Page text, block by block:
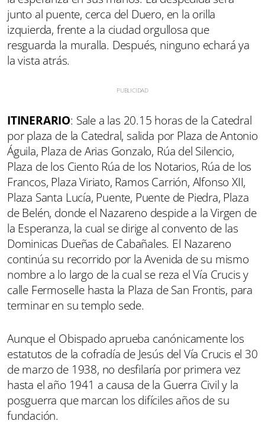
junto al puente, cerca del Duero, en la orilla
izquierda, frente a la ciudad orgullosa que
resguarda la muralla. Después, ninguno echará ya
la vista atrás.
ITINERARIO: Sale a las 20.15 horas de la Catedral
por plaza de la Catedral, salida por Plaza de Antonio
Águila, Plaza de Arias Gonzalo, Rúa del Silencio,
Plaza de los Ciento Rúa de los Notarios, Rúa de los
Francos, Plaza Viriato, Ramos Carrión, Alfonso XII,
Plaza Santa Lucía, Puente, Puente de Piedra, Plaza
de Belén, donde el Nazareno despide a la Virgen de
la Esperanza, la cual se dirige al convento de las
Dominicas Dueñas de Cabañales. El Nazareno
continúa su recorrido por la Avenida de su mismo
nombre a lo largo de la cual se reza el Vía Crucis y
calle Fermoselle hasta la Plaza de San Frontis, para
terminar en su templo sede.
Aunque el Obispado aprueba canónicamente los
estatutos de la cofradía de Jesús del Vía Crucis el 30
de marzo de 1938, no desfilaría por primera vez
hasta el año 1941 a causa de la Guerra Civil y la
posguerra que marcan los difíciles años de su
fundación.